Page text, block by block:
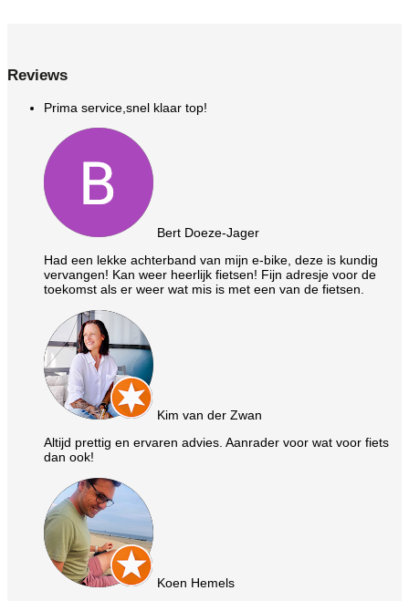
Reviews
Prima service,snel klaar top!
Bert Doeze-Jager
Had een lekke achterband van mijn e-bike, deze is kundig
vervangen! Kan weer heerlijk fietsen! Fijn adresje voor de
toekomst als er weer wat mis is met een van de fietsen.
Kim van der Zwan
Altijd prettig en ervaren advies. Aanrader voor wat voor fiets
dan ook!
Koen Hemels